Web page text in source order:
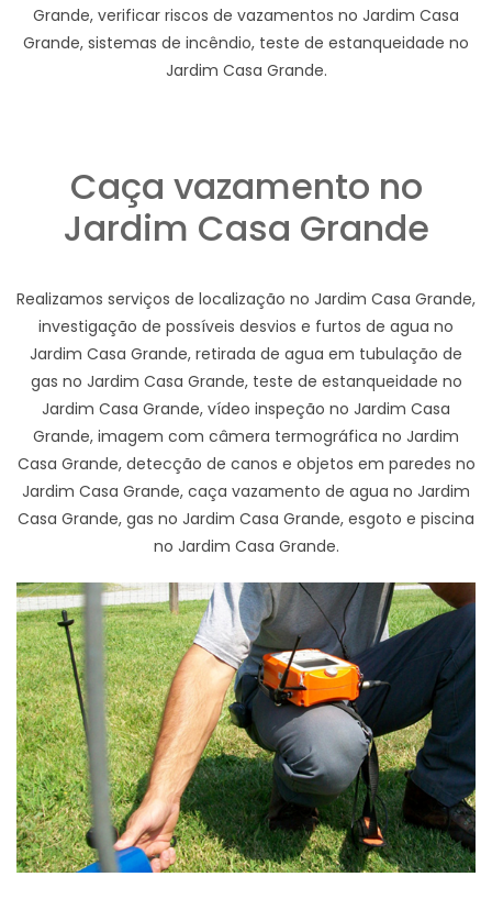
Grande, verificar riscos de vazamentos no Jardim Casa
Grande, sistemas de incêndio, teste de estanqueidade no
Jardim Casa Grande.
Caça vazamento no
Jardim Casa Grande
Realizamos serviços de localização no Jardim Casa Grande,
investigação de possíveis desvios e furtos de agua no
Jardim Casa Grande, retirada de agua em tubulação de
gas no Jardim Casa Grande, teste de estanqueidade no
Jardim Casa Grande, vídeo inspeção no Jardim Casa
Grande, imagem com câmera termográfica no Jardim
Casa Grande, detecção de canos e objetos em paredes no
Jardim Casa Grande, caça vazamento de agua no Jardim
Casa Grande, gas no Jardim Casa Grande, esgoto e piscina
no Jardim Casa Grande.